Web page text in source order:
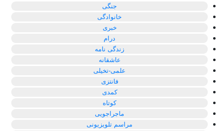
جنگی
خانوادگی
خبری
درام
زندگی نامه
عاشقانه
علمی-تخیلی
فانتزی
کمدی
کوتاه
ماجراجویی
مراسم تلویزیونی